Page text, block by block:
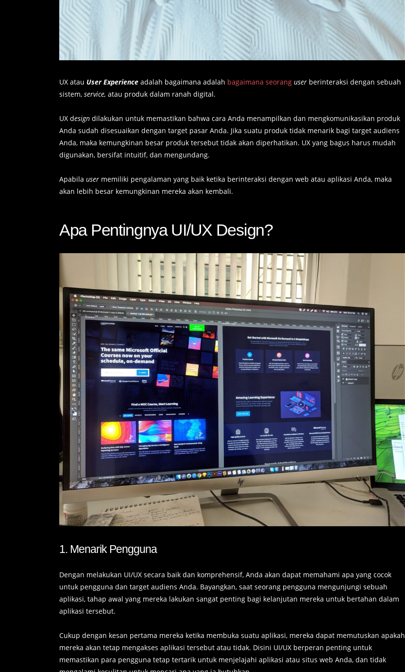
UX atau User Experience adalah bagaimana adalah bagaimana seorang user berinteraksi dengan sebuah
sistem, service, atau produk dalam ranah digital.
UX design dilakukan untuk memastikan bahwa cara Anda menampilkan dan mengkomunikasikan produk
Anda sudah disesuaikan dengan target pasar Anda. Jika suatu produk tidak menarik bagi target audiens
Anda, maka kemungkinan besar produk tersebut tidak akan diperhatikan. UX yang bagus harus mudah
digunakan, bersifat intuitif, dan mengundang.
Apabila user memiliki pengalaman yang baik ketika berinteraksi dengan web atau aplikasi Anda, maka
akan lebih besar kemungkinan mereka akan kembali.
Apa Pentingnya UI/UX Design?
1. Menarik Pengguna
Dengan melakukan UI/UX secara baik dan komprehensif, Anda akan dapat memahami apa yang cocok
untuk pengguna dan target audiens Anda. Bayangkan, saat seorang pengguna mengunjungi sebuah
aplikasi, tahap awal yang mereka lakukan sangat penting bagi kelanjutan mereka untuk bertahan dalam
aplikasi tersebut.
Cukup dengan kesan pertama mereka ketika membuka suatu aplikasi, mereka dapat memutuskan apakah
mereka akan tetap mengakses aplikasi tersebut atau tidak. Disini UI/UX berperan penting untuk
memastikan para pengguna tetap tertarik untuk menjelajahi aplikasi atau situs web Anda, dan tidak